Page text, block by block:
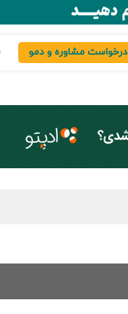
درخواست مشاوره و دمو